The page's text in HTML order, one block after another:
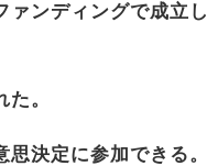
ァンディングで成立
。
決定に参加できる。